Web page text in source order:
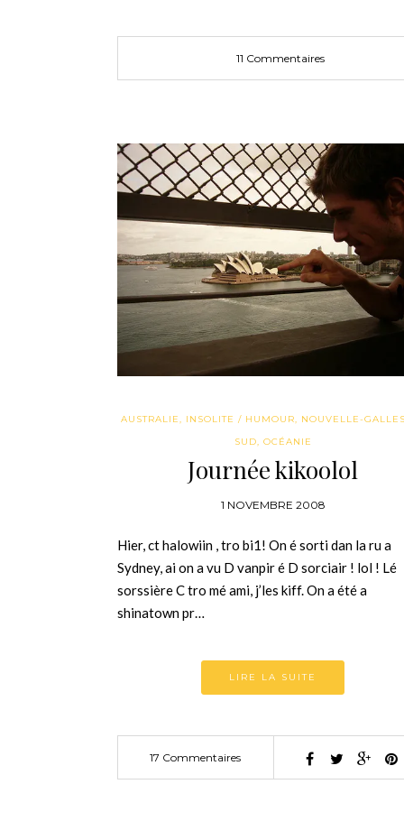
11 Commentaires
AUSTRALIE, INSOLITE / HUMOUR, NOUVELLE-
SUD, OCÉANIE
Journée kikoolol
1 NOVEMBRE 2008
Hier, ct halowiin , tro bi1! On é sorti dan la ru a
Sydney, ai on a vu D vanpir é D sorciair ! lol ! Lé
sorssière C tro mé ami, j’les kiff. On a été a
shinatown pr…
LIRE LA SUITE
17 Commentaires